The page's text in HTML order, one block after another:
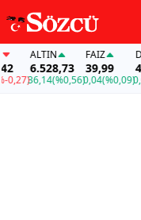
ALTIN
6.528,73
36,14(%0,56)
FAİZ
39,99
0,04(%0,09)0,08